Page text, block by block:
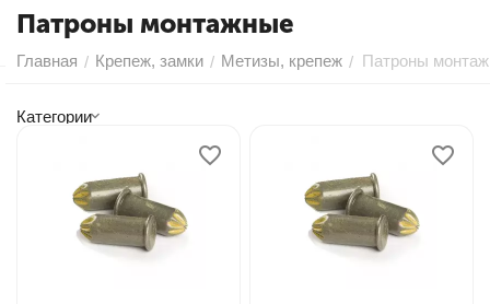
Патроны монтажные
Главная / Крепеж, замки / Метизы, крепеж / Патроны
Категории